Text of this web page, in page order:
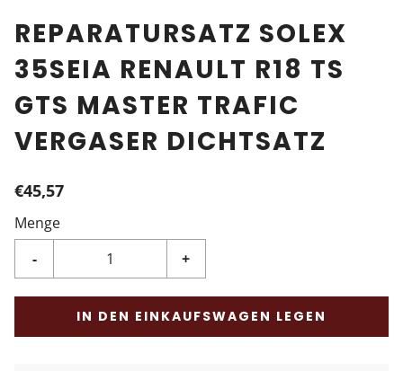
REPARATURSATZ SOLEX
35SEIA RENAULT R18 TS
GTS MASTER TRAFIC
VERGASER DICHTSATZ
€45,57
Menge
-
+
IN DEN EINKAUFSWAGEN LEGEN